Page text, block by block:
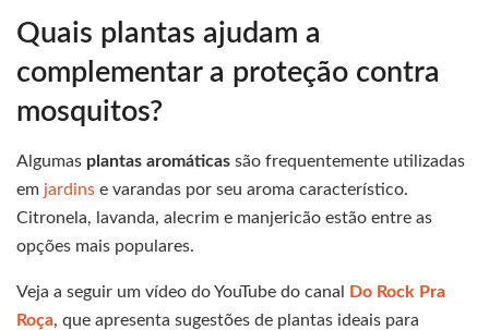
Quais plantas ajudam a
complementar a proteção contra
mosquitos?
Algumas plantas aromáticas são frequentemente utilizadas
em jardins e varandas por seu aroma característico.
Citronela, lavanda, alecrim e manjericão estão entre as
opções mais populares.
Veja a seguir um vídeo do YouTube do canal
Do Rock Pra
Roça, que apresenta sugestões de plantas ideais para